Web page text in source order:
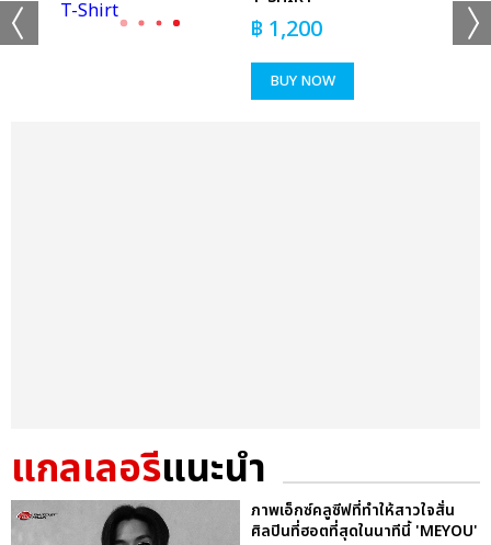
฿ 1,200
BUY NOW
แกลเลอรีแนะนำ
ภาพเอ็กซ์คลูซีฟที่ทำให้สาวใจสั่น
ศิลปินที่ฮอตที่สุดในนาทีนี้ 'MEYOU'